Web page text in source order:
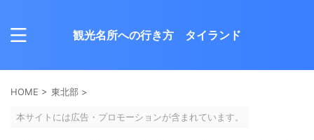
観光名所への行き方 タイランド
HOME > 東北部 >
本サイトには広告・プロモーションが含まれています。